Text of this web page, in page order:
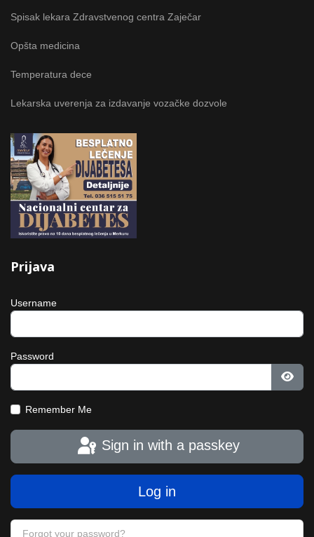
Spisak lekara Zdravstvenog centra Zaječar
Opšta medicina
Temperatura dece
Lekarska uverenja za izdavanje vozačke dozvole
Prijava
Username
Password
Remember Me
Sign in with a passkey
Log in
Forgot your password?